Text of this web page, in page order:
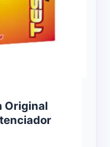
Original